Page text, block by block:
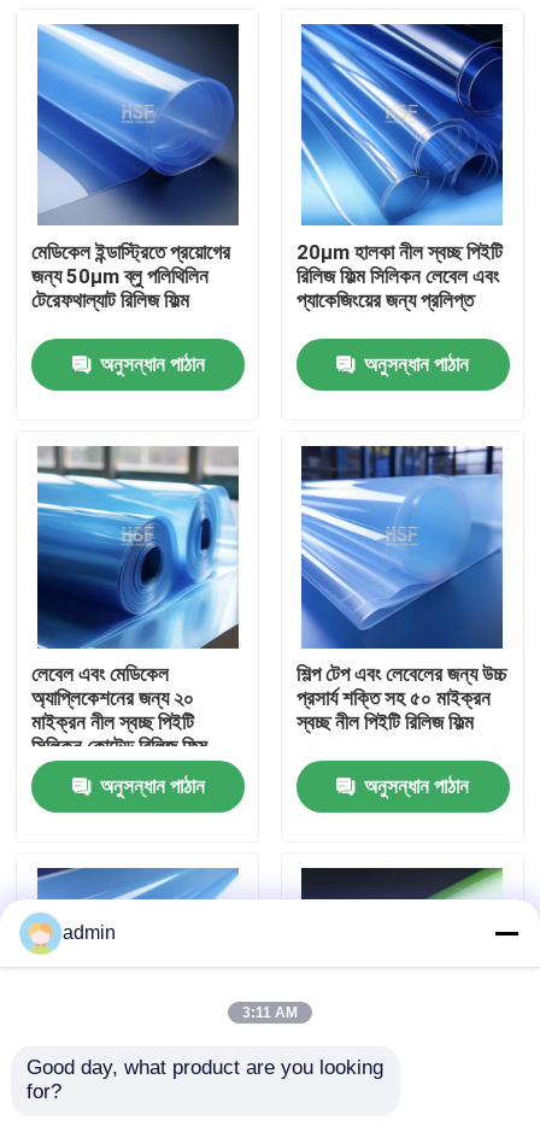
পণ্য
ভিডিও
আমাদের সম্পর্কে
কারখানা ভ্রমণ
মান নিয়ন্ত্রণ
আমাদের সাথে যোগাযোগ করুন
উদ্ধৃতির জন্য আবেদন
মেডিকেল ইন্ডাস্ট্রিতে প্রয়োগের
জন্য 50μm ব্লু পলিথিলিন
টেরেফথাল্যাট রিলিজ ফিল্ম
অনুসন্ধান পাঠান
20μm হালকা নীল স্বচ্ছ পিইটি
রিলিজ ফিল্ম সিলিকন লেবেল এবং
প্যাকেজিংয়ের জন্য প্রলিপ্ত
অনুসন্ধান পাঠান
লেবেল এবং মেডিকেল
অ্যাপ্লিকেশনের জন্য ২০
মাইক্রন নীল স্বচ্ছ পিইটি
সিলিকন কোটেড রিলিজ ফিল্ম
অনুসন্ধান পাঠান
শিল্প টেপ এবং লেবেলের জন্য উচ্চ
প্রসার্য শক্তি সহ ৫০ মাইক্রন
স্বচ্ছ নীল পিইটি রিলিজ ফিল্ম
অনুসন্ধান পাঠান
এয়ারস্পেস অ্যাপ্লিকেশনের জন্য
admin
3:11 AM
Good day, what product are you looking
for?